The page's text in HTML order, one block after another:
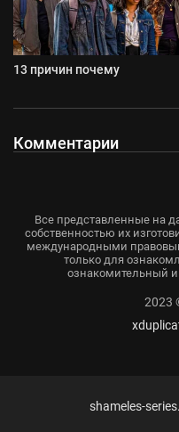
13 причин почему
Комментарии
Все представленные на
собственностью их
международными
только для
ознакомительный и
2023
shameles-